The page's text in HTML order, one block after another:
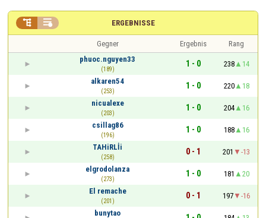
ERGEBNISSE
 
Gegner Ergebnis
Rang
phuoc.nguyen33
(189)
1 - 0 238
14
alkaren54
(253)
1 - 0 220
18
nicualexe
(203)
1 - 0 204
16
csillag86
(196)
1 - 0 188
16
TAHiRLİi
(258)
0 - 1 201
-13
elgrodolanza
(273)
1 - 0 181
20
El remache
(201)
0 - 1 197
-16
bunytao